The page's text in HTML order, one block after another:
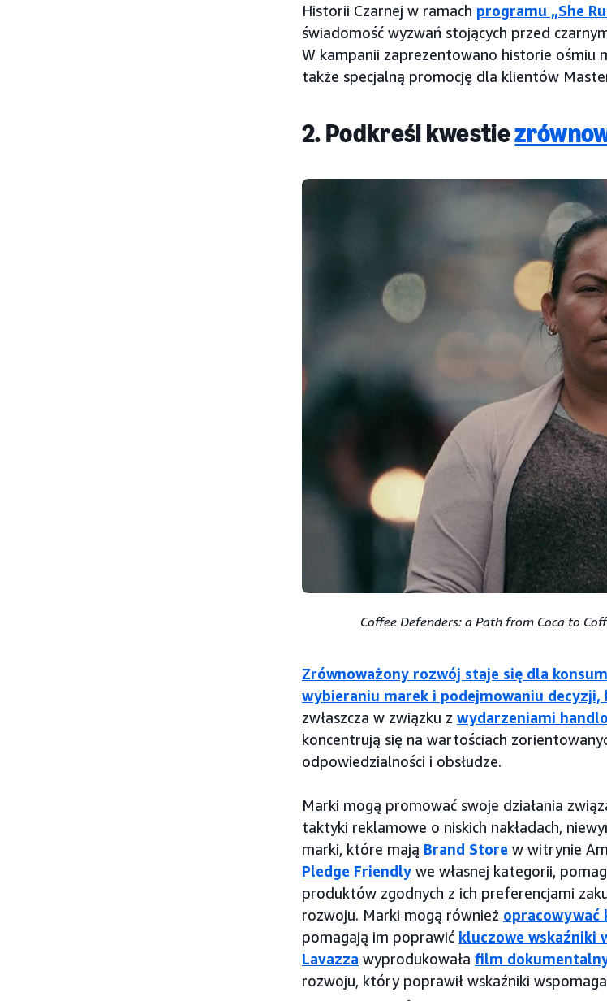
Historii Czarnej w ramach programu „She
świadomość wyzwań stojących przed
W kampanii zaprezentowano historie ośmiu
także specjalną promocję dla klientów
2. Podkreśl kwestie
Coffee Defenders: a Path from Coca to
Zrównoważony rozwój staje się dla
wybieraniu marek i podejmowaniu
zwłaszcza w związku z wydarzeniami
koncentrują się na wartościach
odpowiedzialności i obsłudze.
Marki mogą promować swoje działania
taktyki reklamowe o niskich nakładach,
marki, które mają Brand Store w witrynie
Pledge Friendly we własnej kategorii,
produktów zgodnych z ich preferencjami
rozwoju. Marki mogą również opracowywać
pomagają im poprawić kluczowe wskaźniki
Lavazza wyprodukowała film
rozwoju, który poprawił wskaźniki